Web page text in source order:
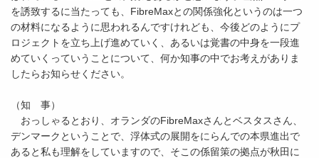
を誘致するに当たっても、FibreMaxとの関係強化というのは一つ
の材料になるように思われるんですけれども、今後どのようにプ
ロジェクトを立ち上げ進めていく、あるいは覚書の中身を一段進
めていくっていうことについて、何か知事の中でお考えがありま
したらお知らせください。
（知 事）
おっしゃるとおり、オランダのFibreMaxさんとベスタスさん、
デンマークということで、浮体式の展開をにらんでの本県進出で
あると私も理解をしていますので、そこの係留策の拠点が秋田に